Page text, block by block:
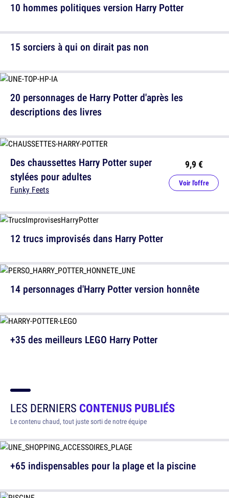
10 hommes politiques version Harry Potter
20 personnages de Harry Potter d'après les
descriptions des livres
12 trucs improvisés dans Harry Potter
+35 des meilleurs LEGO Harry Potter
15 sorciers à qui on dirait pas non
Des chaussettes Harry Potter super
stylées pour adultes
Funky Feets
9,9 €
Voir l'offre
14 personnages d'Harry Potter version honnête
LES DERNIERS CONTENUS PUBLIÉS
Le contenu chaud, tout juste sorti de notre équipe
+65 indispensables pour la plage et la piscine